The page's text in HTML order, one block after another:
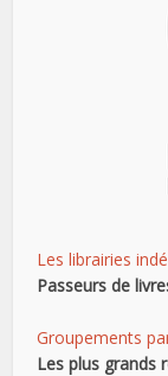
Les librairies
Passeurs de
Groupements
Les plus grands